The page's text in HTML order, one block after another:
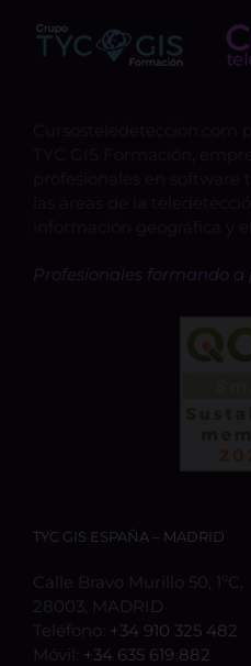
Profesionales formando a
TYC GIS ESPAÑA – MADRID
Calle Bravo Murillo 50, 1ºC,
28003, MADRID
Teléfono: +34 910 325 482
Móvil: +34 635 619 882